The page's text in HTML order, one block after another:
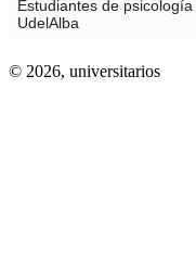
© 2026, universitarios